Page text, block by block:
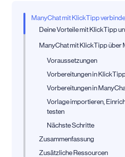
ManyChat mit KlickTipp
Deine Vorteile mit KlickTipp
ManyChat mit KlickTipp über
Voraussetzungen
Vorbereitungen in
Vorbereitungen in
Vorlage importieren,
testen
Nächste Schritte
Zusammenfassung
Zusätzliche Ressourcen